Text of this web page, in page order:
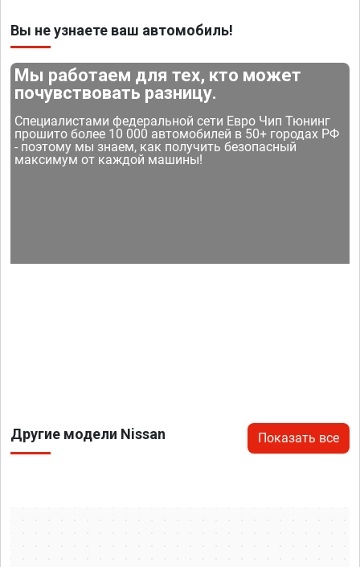
Вы не узнаете ваш автомобиль!
Мы работаем для тех, кто может
почувствовать разницу.
Специалистами федеральной сети Евро Чип Тюнинг
прошито более 10 000 автомобилей в 50+ городах РФ
- поэтому мы знаем, как получить безопасный
максимум от каждой машины!
Другие модели Nissan Показать все